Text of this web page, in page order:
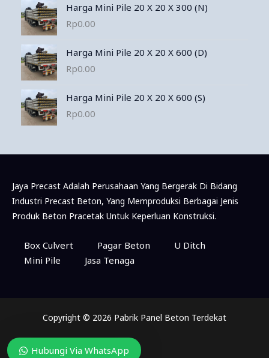
Harga Mini Pile 20 X 20 X 300 (N)
Rp0.00
Harga Mini Pile 20 X 20 X 600 (D)
Rp0.00
Harga Mini Pile 20 X 20 X 600 (S)
Rp0.00
Jaya Precast Adalah Perusahaan Yang Bergerak Di Bidang
Industri Precast Beton, Yang Memproduksi Berbagai Jenis
Produk Beton Pracetak Untuk Keperluan Konstruksi.
Box Culvert Pagar Beton
U Ditch
Mini Pile
Jasa Tenaga
Copyright © 2026 Pabrik Panel Beton Terdekat
Hubungi Via WhatsApp